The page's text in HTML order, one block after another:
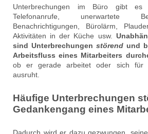
Unterbrechungen im Büro gibt
Telefonanrufe, unerwartete
Benachrichtigungen, Bürolärm,
Aktivitäten in der Küche usw.
sind Unterbrechungen störend und
Arbeitsfluss eines Mitarbeiters
ob er gerade arbeitet oder sich für
ausruht.
Häufige Unterbrechungen
Gedankengang eines